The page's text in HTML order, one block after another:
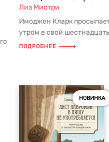
Лиз Мистри
Имоджен Кларк
утром в свой
рождения и вместо
ПОДРОБНЕЕ
НОВИНКА